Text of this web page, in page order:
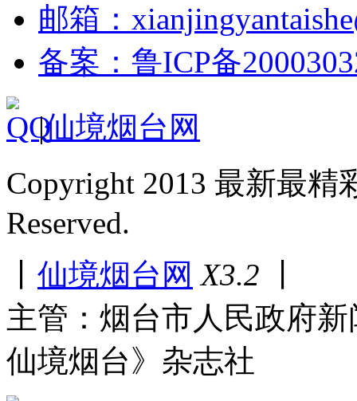
邮箱：
备案：鲁ICP备
|仙境烟台网
Copyright 2013 最新最
Reserved.
仙境烟台网 X3.2
主管：烟台市人民政府
仙境烟台》杂志社